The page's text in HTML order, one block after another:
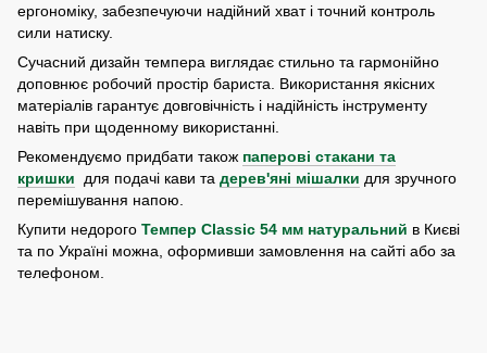
ергономіку, забезпечуючи надійний хват і точний контроль
сили натиску.
Сучасний дизайн темпера виглядає стильно та гармонійно
доповнює робочий простір бариста. Використання якісних
матеріалів гарантує довговічність і надійність інструменту
навіть при щоденному використанні.
Рекомендуємо придбати також паперові стакани та
кришки
для подачі кави та дерев'яні мішалки для зручного
перемішування напою.
Купити недорого Темпер Classic 54 мм натуральний в Києві
та по Україні можна, оформивши замовлення на сайті або за
телефоном.